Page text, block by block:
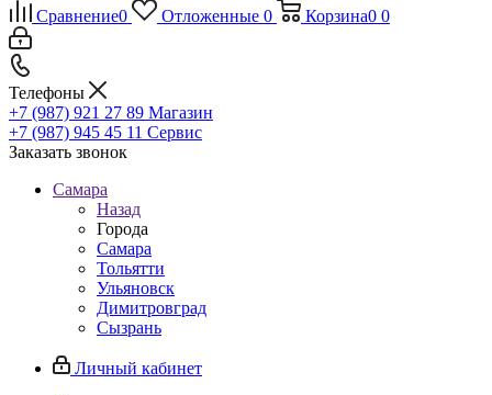
Сравнение0 Отложенные 0 Корзина0 0
Телефоны
+7 (987) 921 27 89 Магазин
+7 (987) 945 45 11 Сервис
Заказать звонок
Самара
Назад
Города
Самара
Тольятти
Ульяновск
Димитровград
Сызрань
Личный кабинет